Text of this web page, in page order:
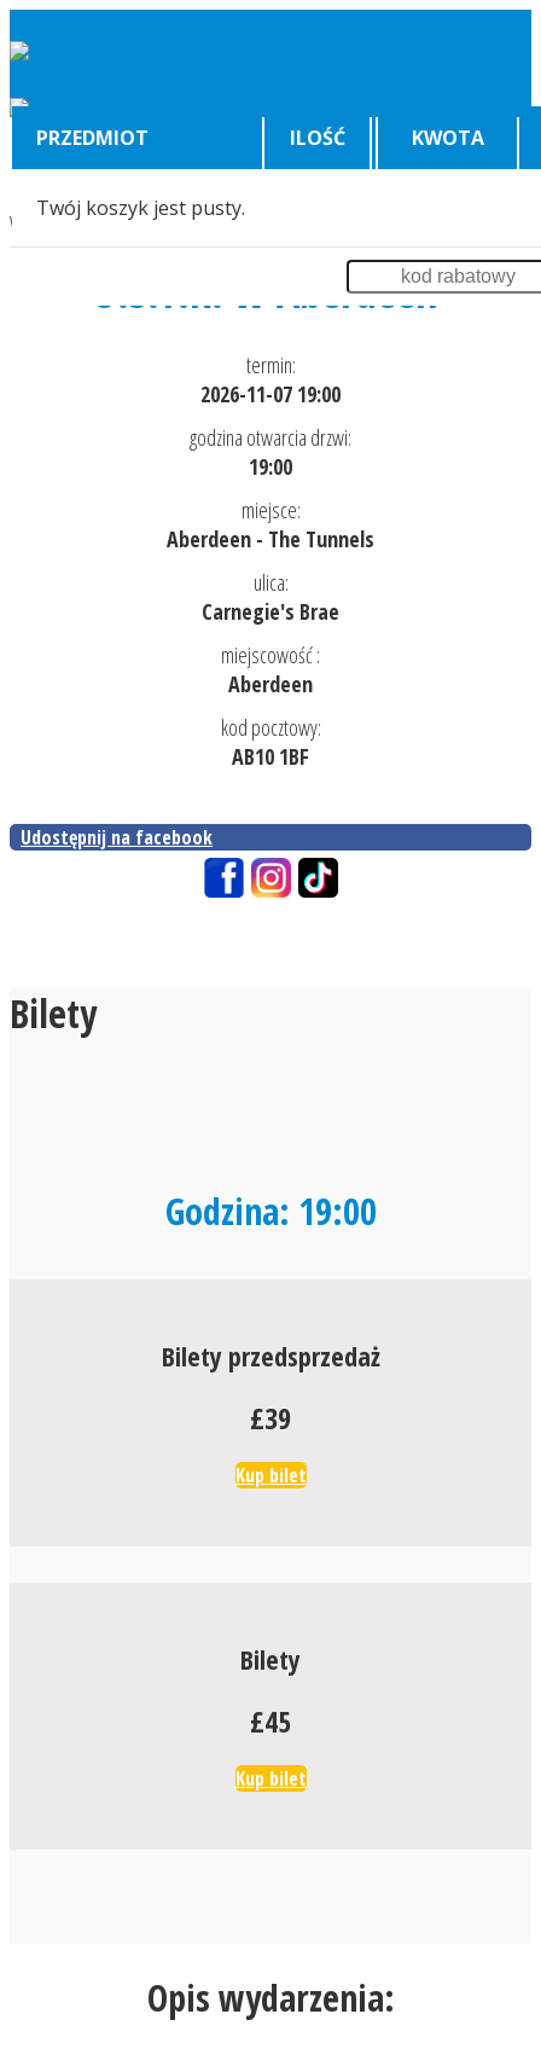
PRZEDMIOT ILOŚĆ KWOTA
Twój koszyk jest pusty.
Wyświetlenia:274
O.S.T.R. w Aberdeen
termin:
2026-11-07 19:00
godzina otwarcia drzwi:
19:00
miejsce:
Aberdeen - The Tunnels
ulica:
Carnegie's Brae
miejscowość :
Aberdeen
kod pocztowy:
AB10 1BF
Udostępnij na facebook
Bilety
Godzina: 19:00
Bilety przedsprzedaż
£39
Kup bilet
Bilety
£45
Kup bilet
Opis wydarzenia: